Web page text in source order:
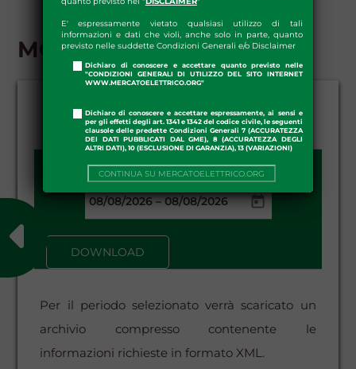
E' espressamente vietato qualsiasi utilizzo di tali
informazioni e dati che violi, anche solo in parte, quanto
previsto nelle suddette Condizioni Generali e/o Disclaimer
Dichiaro di conoscere e accettare quanto previsto nelle
"CONDIZIONI GENERALI DI UTILIZZO DEL SITO INTERNET
WWW.MERCATOELETTRICO.ORG"
Dichiaro di conoscere e accettare espressamente, ai sensi e
per gli effetti degli art. 1341 e 1342 del codice civile, le seguenti
clausole delle predette Condizioni Generali 7 (ACCURATEZZA
DEI DATI PUBBLICATI DAL GME), 8 (ACCURATEZZA DEGLI
ALTRI DATI), 10 (ESCLUSIONE DI GARANZIA), 13 (VARIAZIONI)
CONTINUA SU MERCATOELETTRICO.ORG
MGP - DOWNLOAD
DATA DA - A:
–
DOWNLOAD
Per il periodo selezionato verrà scaricato un
archivio compresso contenente le
informazioni richieste in formato XML.